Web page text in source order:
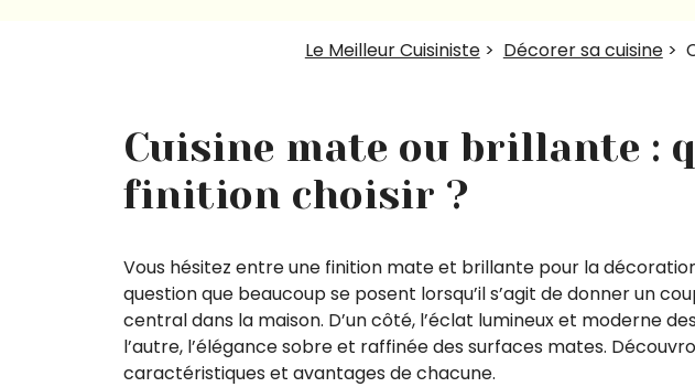
Le Meilleur Cuisiniste > Décorer sa cuisine>
Cuisine mate ou brillante :
finition choisir ?
Vous hésitez entre une finition mate et brillante pour la
question que beaucoup se posent lorsqu’il s’agit de donner un
central dans la maison. D’un côté, l’éclat lumineux et moderne
l’autre, l’élégance sobre et raffinée des surfaces mates.
caractéristiques et avantages de chacune.